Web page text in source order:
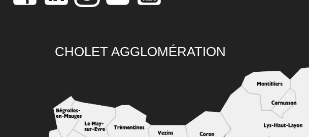
CHOLET AGGLOMÉRATION